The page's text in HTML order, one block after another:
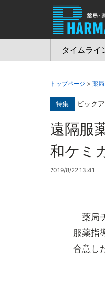
タイムライ
トップページ > 薬局
特集 ピック
遠隔服
和ケミ
2019/8/22 13:41
薬局
服薬指
合意し